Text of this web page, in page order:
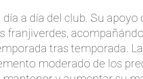
a día del club. Su apoyo
franjiverdes,
tras temporada.
moderado de los